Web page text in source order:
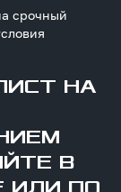
срочный
НА
В